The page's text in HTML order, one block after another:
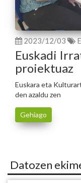
2023/12/03
Euskadi
proiektuaz
Euskara eta
den azaldu zen
Gehiago
Datozen